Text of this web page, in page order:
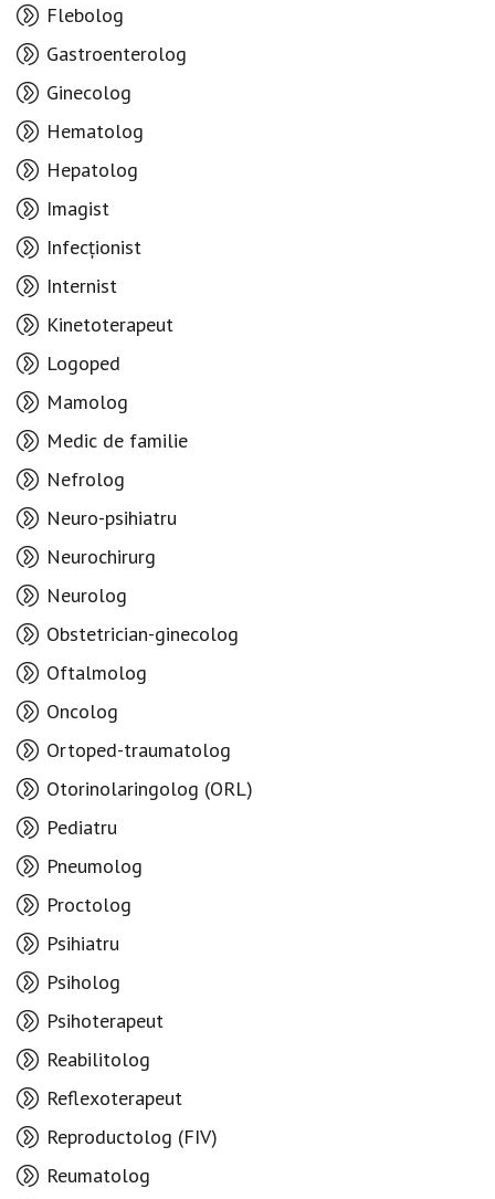
Flebolog
Gastroenterolog
Ginecolog
Hematolog
Hepatolog
Imagist
Infecționist
Internist
Kinetoterapeut
Logoped
Mamolog
Medic de familie
Nefrolog
Neuro-psihiatru
Neurochirurg
Neurolog
Obstetrician-ginecolog
Oftalmolog
Oncolog
Ortoped-traumatolog
Otorinolaringolog (ORL)
Pediatru
Pneumolog
Proctolog
Psihiatru
Psiholog
Psihoterapeut
Reabilitolog
Reflexoterapeut
Reproductolog (FIV)
Reumatolog